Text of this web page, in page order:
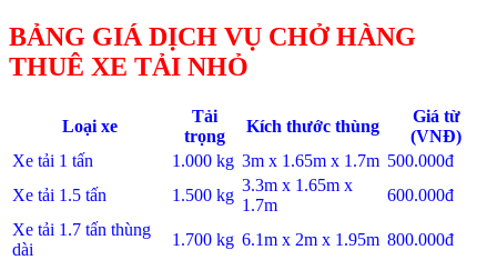
BẢNG GIÁ DỊCH VỤ CHỞ HÀNG
THUÊ XE TẢI NHỎ
Loại xe
Tải
trọng
Kích thước thùng
Giá từ
(VNĐ)
Xe tải 1 tấn
1.000 kg 3m x 1.65m x 1.7m 500.000đ
Xe tải 1.5 tấn
1.500 kg
3.3m x 1.65m x
1.7m
600.000đ
Xe tải 1.7 tấn thùng
dài
1.700 kg 6.1m x 2m x 1.95m 800.000đ